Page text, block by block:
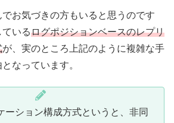
お気づきの方もいると思うのです
いるログポジションベースのレプリ
が、実のところ上記のように複雑な手
なっています。
ーション構成方式というと、非同